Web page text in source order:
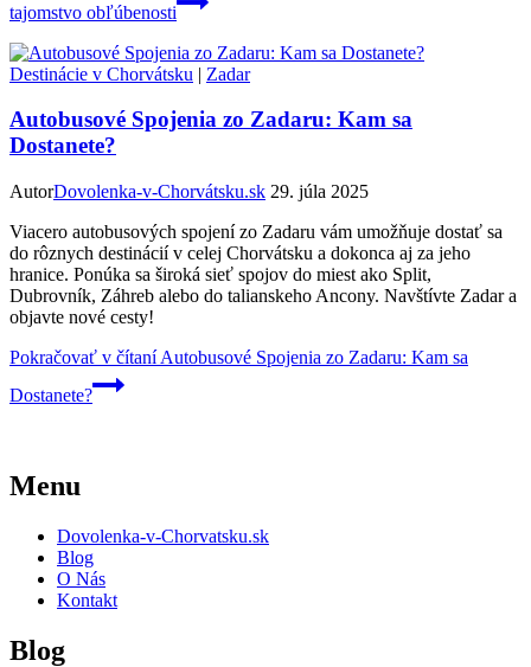
tajomstvo obľúbenosti
Destinácie v Chorvátsku | Zadar
Autobusové Spojenia zo Zadaru: Kam sa
Dostanete?
AutorDovolenka-v-Chorvátsku.sk 29. júla 2025
Viacero autobusových spojení zo Zadaru vám umožňuje dostať sa
do rôznych destinácií v celej Chorvátsku a dokonca aj za jeho
hranice. Ponúka sa široká sieť spojov do miest ako Split,
Dubrovník, Záhreb alebo do talianskeho Ancony. Navštívte Zadar a
objavte nové cesty!
Pokračovať v čítaníAutobusové Spojenia zo Zadaru: Kam sa
Dostanete?
Menu
Dovolenka-v-Chorvatsku.sk
Blog
O Nás
Kontakt
Blog